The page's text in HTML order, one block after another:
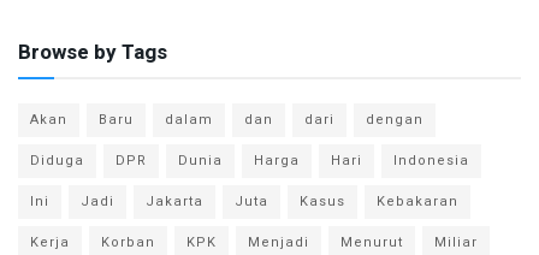
Browse by Tags
Akan Baru dalam dan dari
dengan
Diduga
DPR Dunia Harga Hari
Indonesia
Ini
Jadi Jakarta Juta Kasus
Kebakaran
Kerja
Korban KPK Menjadi Menurut
Miliar